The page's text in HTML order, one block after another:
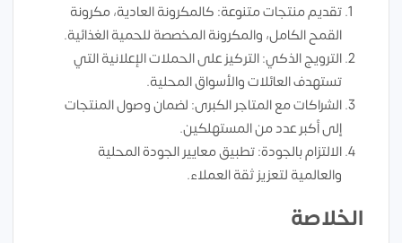
تقديم منتجات متنوعة: كالمكرونة العادية، مكرونة
القمح الكامل، والمكرونة المخصصة للحمية الغذائية.
الترويج الذكي: التركيز على الحملات الإعلانية التي
تستهدف العائلات والأسواق المحلية.
الشراكات مع المتاجر الكبرى: لضمان وصول المنتجات
إلى أكبر عدد من المستهلكين.
الالتزام بالجودة: تطبيق معايير الجودة المحلية
والعالمية لتعزيز ثقة العملاء.
الخلاصة